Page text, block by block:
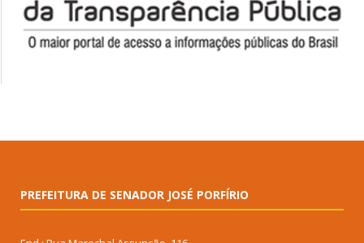
PREFEITURA DE SENADOR JOSÉ PORFÍRIO